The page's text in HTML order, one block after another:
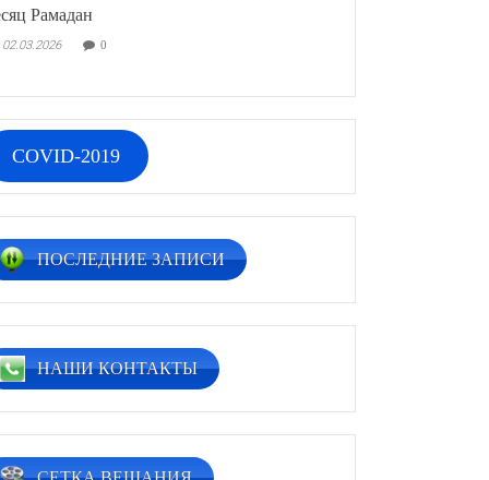
Рамадан
02.03.2026 0
COVID-2019
ПОСЛЕДНИЕ ЗАПИСИ
НАШИ КОНТАКТЫ